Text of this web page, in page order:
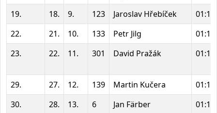
19.
18. 9. 123 Jaroslav Hřebíček
22.
21. 10. 133 Petr Jilg
23.
22. 11. 301 David Pražák
29. 27. 12. 139 Martin Kučera
30.
28. 13. 6 Jan Färber